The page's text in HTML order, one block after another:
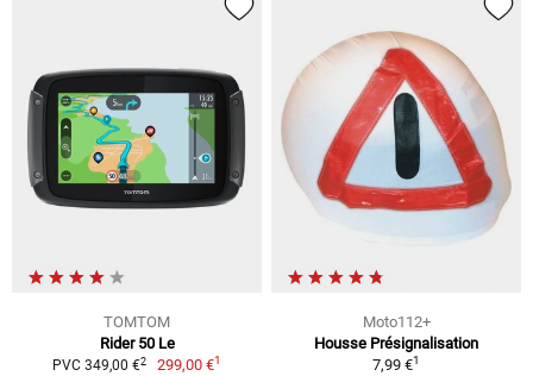
TOMTOM
Rider 50 Le
PVC 349,00 €2 299,00 €1
Moto112+
Housse Présignalisation
7,99 €1